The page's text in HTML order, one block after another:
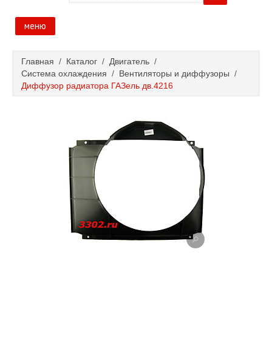
меню
Каталог
Покупка и оплата
Главная / Каталог / Двигатель /
Система охлаждения / Вентиляторы и диффузоры /
Диффузор радиатора ГАЗель дв.4216